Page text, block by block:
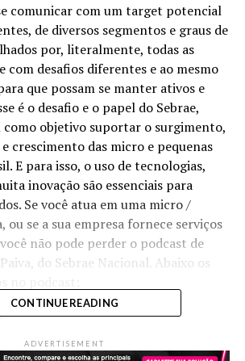
comunicar com um target potencial
de diversos segmentos e graus de
por, literalmente, todas as
com desafios diferentes e ao mesmo
que possam se manter ativos e
é o desafio e o papel do Sebrae,
como objetivo suportar o surgimento,
crescimento das micro e pequenas
E para isso, o uso de tecnologias,
inovação são essenciais para
Se você atua em uma micro /
ou se a sua empresa fornece serviços
não pode perder o podcast de
do Sebrae Nacional. Abaixo os
in/hugo-lumazzini/
(Whatsapp, Telegram e Alexa), com
CONTINUE READING
ADVERTISEMENT